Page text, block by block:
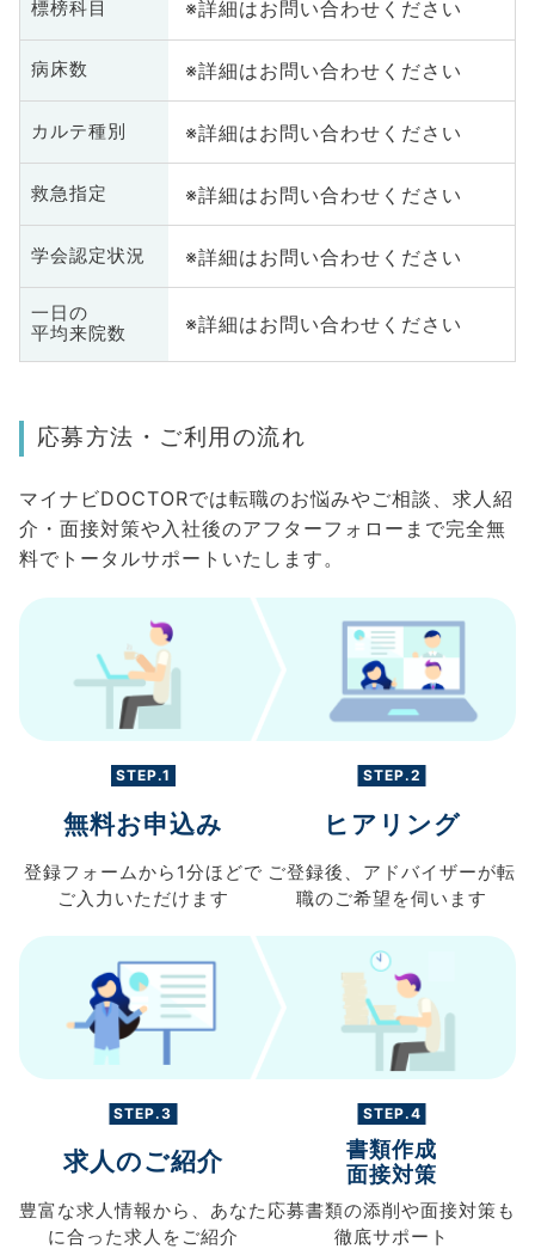
標榜科目 ※詳細はお問い合わせください
病床数 ※詳細はお問い合わせください
カルテ種別 ※詳細はお問い合わせください
救急指定 ※詳細はお問い合わせください
学会認定状況 ※詳細はお問い合わせください
一日の
平均来院数
※詳細はお問い合わせください
応募方法・ご利用の流れ
マイナビDOCTORでは転職のお悩みやご相談、求人紹
介・面接対策や入社後のアフターフォローまで完全無
料でトータルサポートいたします。
STEP.1
無料お申込み
登録フォームから 1分ほどで
ご入力 いただけます
STEP.2
ヒアリング
ご登録後、 アドバイザーが転
職のご希望を伺います
STEP.3
求人のご紹介
豊富な求人情報から、 あなた
に合った求人を ご紹介
STEP.4
書類作成
面接対策
応募書類の添削や面接対策も
徹底サポート